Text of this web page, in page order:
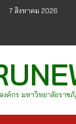
7 สิงหาคม 2026
งค์กร มหาวิทยาลัยราช